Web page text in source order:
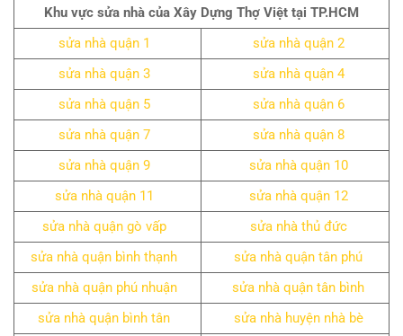
Khu vực sửa nhà của Xây Dựng Thợ Việt tại TP.HCM
sửa nhà quận 1
sửa nhà quận 2
sửa nhà quận 3
sửa nhà quận 4
sửa nhà quận 5
sửa nhà quận 6
sửa nhà quận 7
sửa nhà quận 8
sửa nhà quận 9
sửa nhà quận 10
sửa nhà quận 11
sửa nhà quận 12
sửa nhà quận gò vấp
sửa nhà thủ đức
sửa nhà quận bình thạnh
sửa nhà quận tân phú
sửa nhà quận phú nhuận
sửa nhà quận tân bình
sửa nhà quận bình tân
sửa nhà huyện nhà bè